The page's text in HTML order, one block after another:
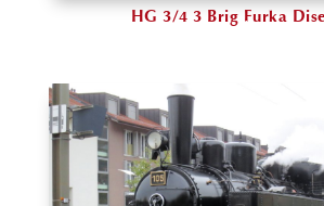
HG 3/4 3 Brig Furka